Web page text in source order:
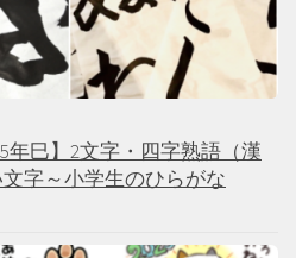
年巳】2文字・四字熟語（漢
字～小学生のひらがな